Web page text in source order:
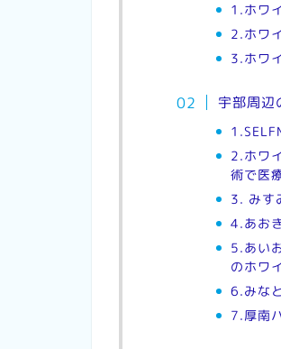
1.ホワ
2.ホワ
3.ホワ
宇部周辺
2.ホワ
術で医
3. みす
4.あお
5.あい
のホワ
6.みな
7.厚南